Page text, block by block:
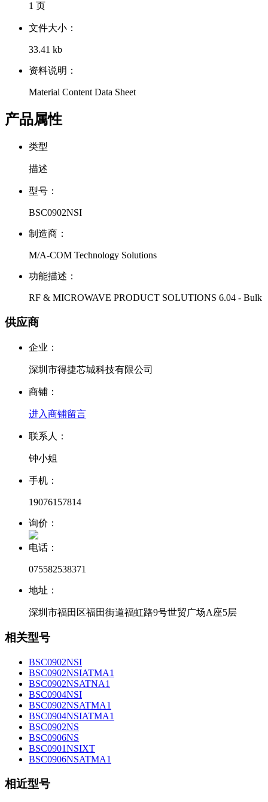
1 页
文件大小：
33.41 kb
资料说明：
Material Content Data Sheet
产品属性
类型
描述
型号：
BSC0902NSI
制造商：
M/A-COM Technology Solutions
功能描述：
RF & MICROWAVE PRODUCT SOLUTIONS 6.04 - Bulk
供应商
企业：
深圳市得捷芯城科技有限公司
商铺：
进入商铺留言
联系人：
钟小姐
手机：
19076157814
询价：
电话：
075582538371
地址：
深圳市福田区福田街道福虹路9号世贸广场A座5层
相关型号
BSC0902NSI
BSC0902NSIATMA1
BSC0902NSATNA1
BSC0904NSI
BSC0902NSATMA1
BSC0904NSIATMA1
BSC0902NS
BSC0906NS
BSC0901NSIXT
BSC0906NSATMA1
相近型号